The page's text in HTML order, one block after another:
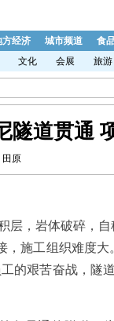
方经济 城市频道 食
文化 会展 旅游
隧道贯通
田原
，岩体破碎，自
施工组织难度大
的艰苦奋战，隧